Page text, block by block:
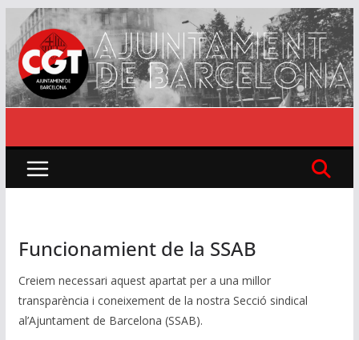
Skip
to
content
Funcionamient de la SSAB
Creiem necessari aquest apartat per a una millor
transparència i coneixement de la nostra Secció sindical
al’Ajuntament de Barcelona (SSAB).